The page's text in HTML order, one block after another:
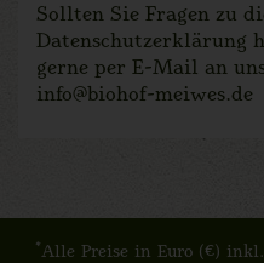
Sollten Sie Fragen zu
Datenschutzerklärung
gerne per E-Mail an
info@biohof-meiwes.de
*Alle Preise in Euro (€)